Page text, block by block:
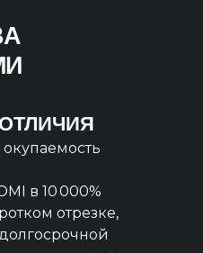
в 10 000%
отрезке,